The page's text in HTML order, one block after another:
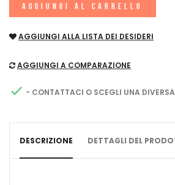
AGGIUNGI AL CARRELLO
AGGIUNGI ALLA LISTA DEI DESIDERI
AGGIUNGI A COMPARAZIONE
 - CONTATTACI O SCEGLI UNA
DESCRIZIONE DETTAGLI DEL